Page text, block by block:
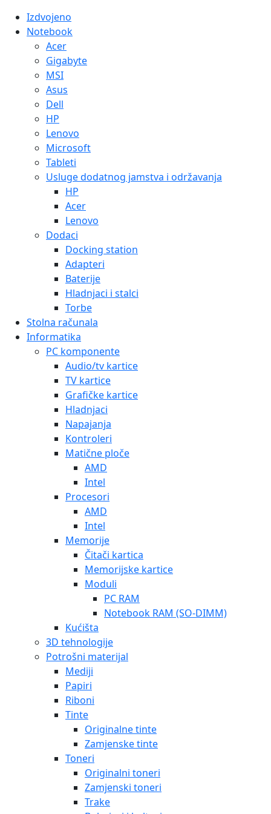
Izdvojeno
Notebook
Acer
Gigabyte
MSI
Asus
Dell
HP
Lenovo
Microsoft
Tableti
Usluge dodatnog jamstva i održavanja
HP
Acer
Lenovo
Dodaci
Docking station
Adapteri
Baterije
Hladnjaci i stalci
Torbe
Stolna računala
Informatika
PC komponente
Audio/tv kartice
TV kartice
Grafičke kartice
Hladnjaci
Napajanja
Kontroleri
Matične ploče
AMD
Intel
Procesori
AMD
Intel
Memorije
Čitači kartica
Memorijske kartice
Moduli
PC RAM
Notebook RAM (SO-DIMM)
Kućišta
3D tehnologije
Potrošni materijal
Mediji
Papiri
Riboni
Tinte
Originalne tinte
Zamjenske tinte
Toneri
Originalni toneri
Zamjenski toneri
Trake